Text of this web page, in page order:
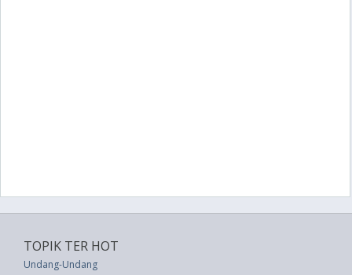
TOPIK TER HOT
Undang-Undang